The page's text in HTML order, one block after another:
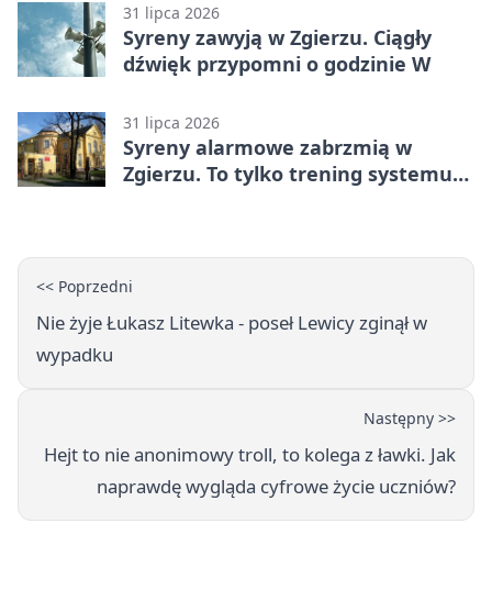
31 lipca 2026
Syreny zawyją w Zgierzu. Ciągły
dźwięk przypomni o godzinie W
31 lipca 2026
Syreny alarmowe zabrzmią w
Zgierzu. To tylko trening systemu
<< Poprzedni
Nie żyje Łukasz Litewka - poseł Lewicy zginął w
wypadku
Następny >>
Hejt to nie anonimowy troll, to kolega z ławki. Jak
naprawdę wygląda cyfrowe życie uczniów?